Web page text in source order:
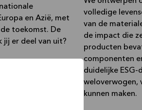
en Azië, met
toekomst. De
jij er deel van uit?
volledige
van de
de impact die
producten
componenten
duidelijke
weloverwogen,
kunnen maken.